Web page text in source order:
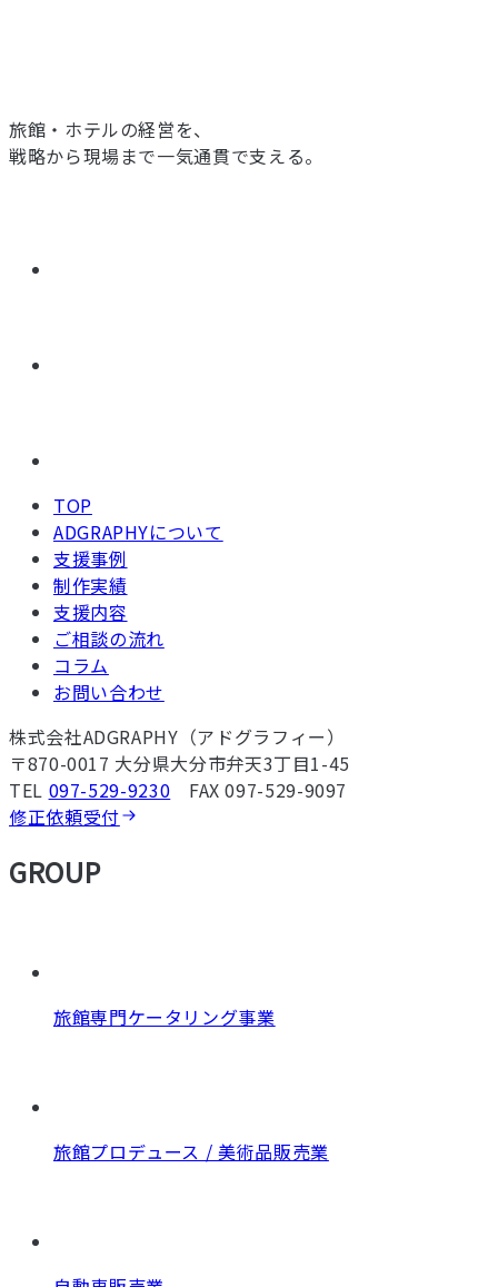
旅館・ホテルの経営を、
戦略から現場まで一気通貫で支える。
TOP
ADGRAPHYについて
支援事例
制作実績
支援内容
ご相談の流れ
コラム
お問い合わせ
株式会社ADGRAPHY（アドグラフィー）
〒870-0017 大分県大分市弁天3丁目1-45
TEL 097-529-9230 FAX 097-529-9097
修正依頼受付
GROUP
旅館専門ケータリング事業
旅館プロデュース / 美術品販売業